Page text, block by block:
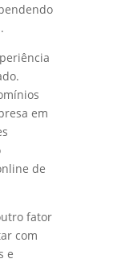
em
de
fator
com
e